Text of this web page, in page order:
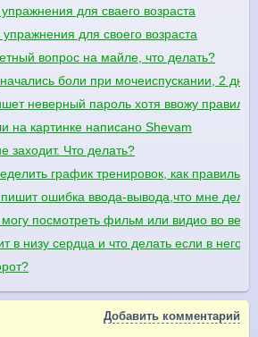
для сваего возраста
для своего возраста
вопрос на майле, что делать?
боли при мочеиспускании, 2 дня
неверный пароль хотя ввожу
на картинке написано Shevam
заходит. Что делать?
график тренировок, как правильно
ошибка ввода-вывода,что мне
посмотреть фильм или видио во
в низу сердца и что делать если в него
Добавить комментарий